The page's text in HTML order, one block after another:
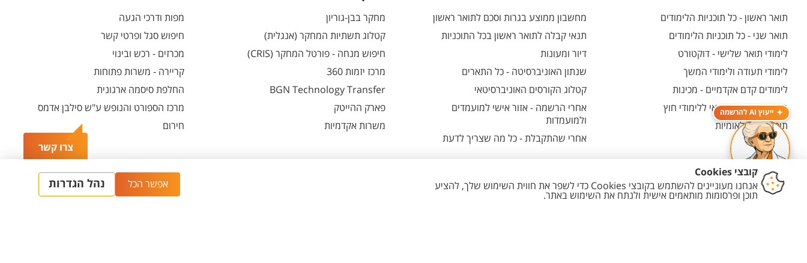
צרו קשר
ייעוץ AI להרשמה
תואר ראשון - כל תוכניות הלימודים
תואר שני - כל תוכניות הלימודים
לימודי תואר שלישי - דוקטורט
לימודי תעודה ולימודי המשך
לימודים קדם אקדמיים - מכינות
המרכז האוניברסיטאי ללימודי חוץ
תוכניות בין-לאומיות
מחשבון ממוצע בגרות וסכם לתואר ראשון
תנאי קבלה לתואר ראשון בכל התוכניות
דיור ומעונות
שנתון האוניברסיטה - כל התארים
קטלוג הקורסים האוניברסיטאי
אחרי הרשמה - אזור אישי למועמדים
ולמועמדות
אחרי שהתקבלת - כל מה שצריך לדעת
מחקר בבן-גוריון
קטלוג תשתיות המחקר (אנגלית)
חיפוש מנחה - פורטל המחקר (CRIS)
מרכז יזמות 360
BGN Technology Transfer
פארק ההייטק
משרות אקדמיות
מפות ודרכי הגעה
חיפוש סגל ופרטי קשר
מכרזים - רכש ובינוי
קריירה - משרות פתוחות
החלפת סיסמה ארגונית
מרכז הספורט והנופש ע"ש סילבן אדמס
חירום